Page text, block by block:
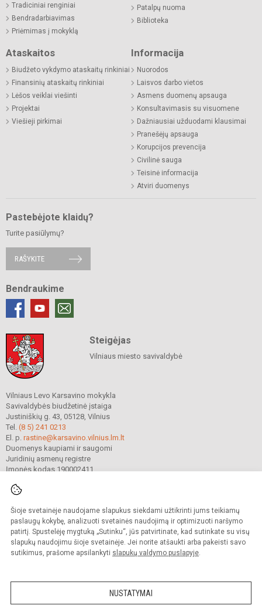
Šioje svetainėje naudojame slapukus siekdami užtikrinti jums teikiamų
paslaugų kokybę, analizuoti svetainės naudojimą ir optimizuoti naršymo
patirtį. Spustelėję mygtuką „Sutinku“, jūs patvirtinate, kad sutinkate su visų
slapukų naudojimu šioje svetainėje. Jei norite atšaukti arba pakeisti savo
sutikimus, prašome apsilankyti slapukų valdymo puslapyje.
NUSTATYMAI
Tradiciniai renginiai
Bendradarbiavimas
Priėmimas į mokyklą
Patalpų nuoma
Biblioteka
Ataskaitos
Biudžeto vykdymo ataskaitų rinkiniai
Finansinių ataskaitų rinkiniai
Lėšos veiklai viešinti
Projektai
Viešieji pirkimai
Informacija
Nuorodos
Laisvos darbo vietos
Asmens duomenų apsauga
Konsultavimasis su visuomene
Dažniausiai užduodami klausimai
Pranešėjų apsauga
Korupcijos prevencija
Civilinė sauga
Teisinė informacija
Atviri duomenys
Pastebėjote klaidų?
Turite pasiūlymų?
RAŠYKITE
Bendraukime
Steigėjas
Vilniaus miesto savivaldybė
Vilniaus Levo Karsavino mokykla
Savivaldybės biudžetinė įstaiga
Justiniškių g. 43, 05128, Vilnius
Tel. (8 5) 241 0213
El. p. rastine@karsavino.vilnius.lm.lt
Duomenys kaupiami ir saugomi
Juridinių asmenų registre
Įmonės kodas 190002411
© 2022. Vilniaus Levo Karsavino mokykla. Visos teisės saugomos.
Kopijuoti turinį be raštiško gimnazijos sutikimo griežtai draudžiama.
Prieinamumo paraiška Slapukų valdymas
Sumanus būdas atnaujinti